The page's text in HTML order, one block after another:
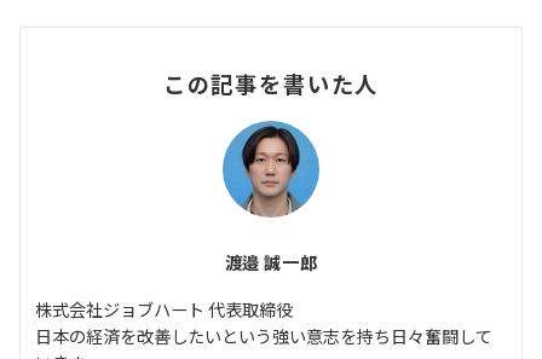
この記事を書いた人
渡邉 誠一郎
株式会社ジョブハート 代表取締役
日本の経済を改善したいという強い意志を持ち日々奮闘して